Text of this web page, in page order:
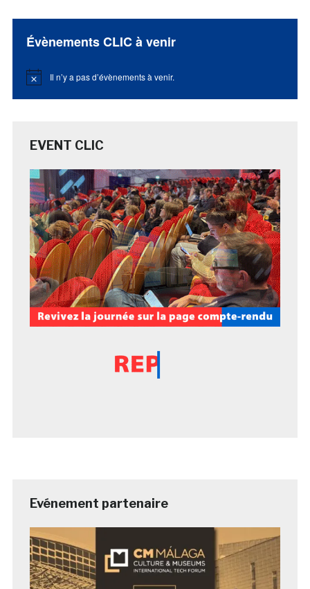
Évènements CLIC à venir
Notice Il n’y a pas d’évènements à venir.
EVENT CLIC
Evénement partenaire